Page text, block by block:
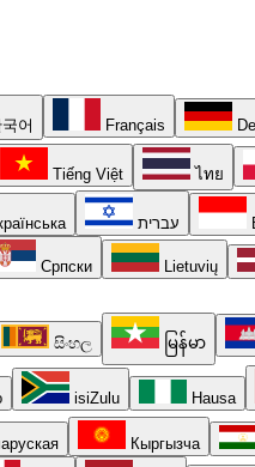
어 Français
Tiếng Việt ไทย
עברית
Српски Lietuvių
සිංහල မြန်မာ
isiZulu Hausa
Кыргызча